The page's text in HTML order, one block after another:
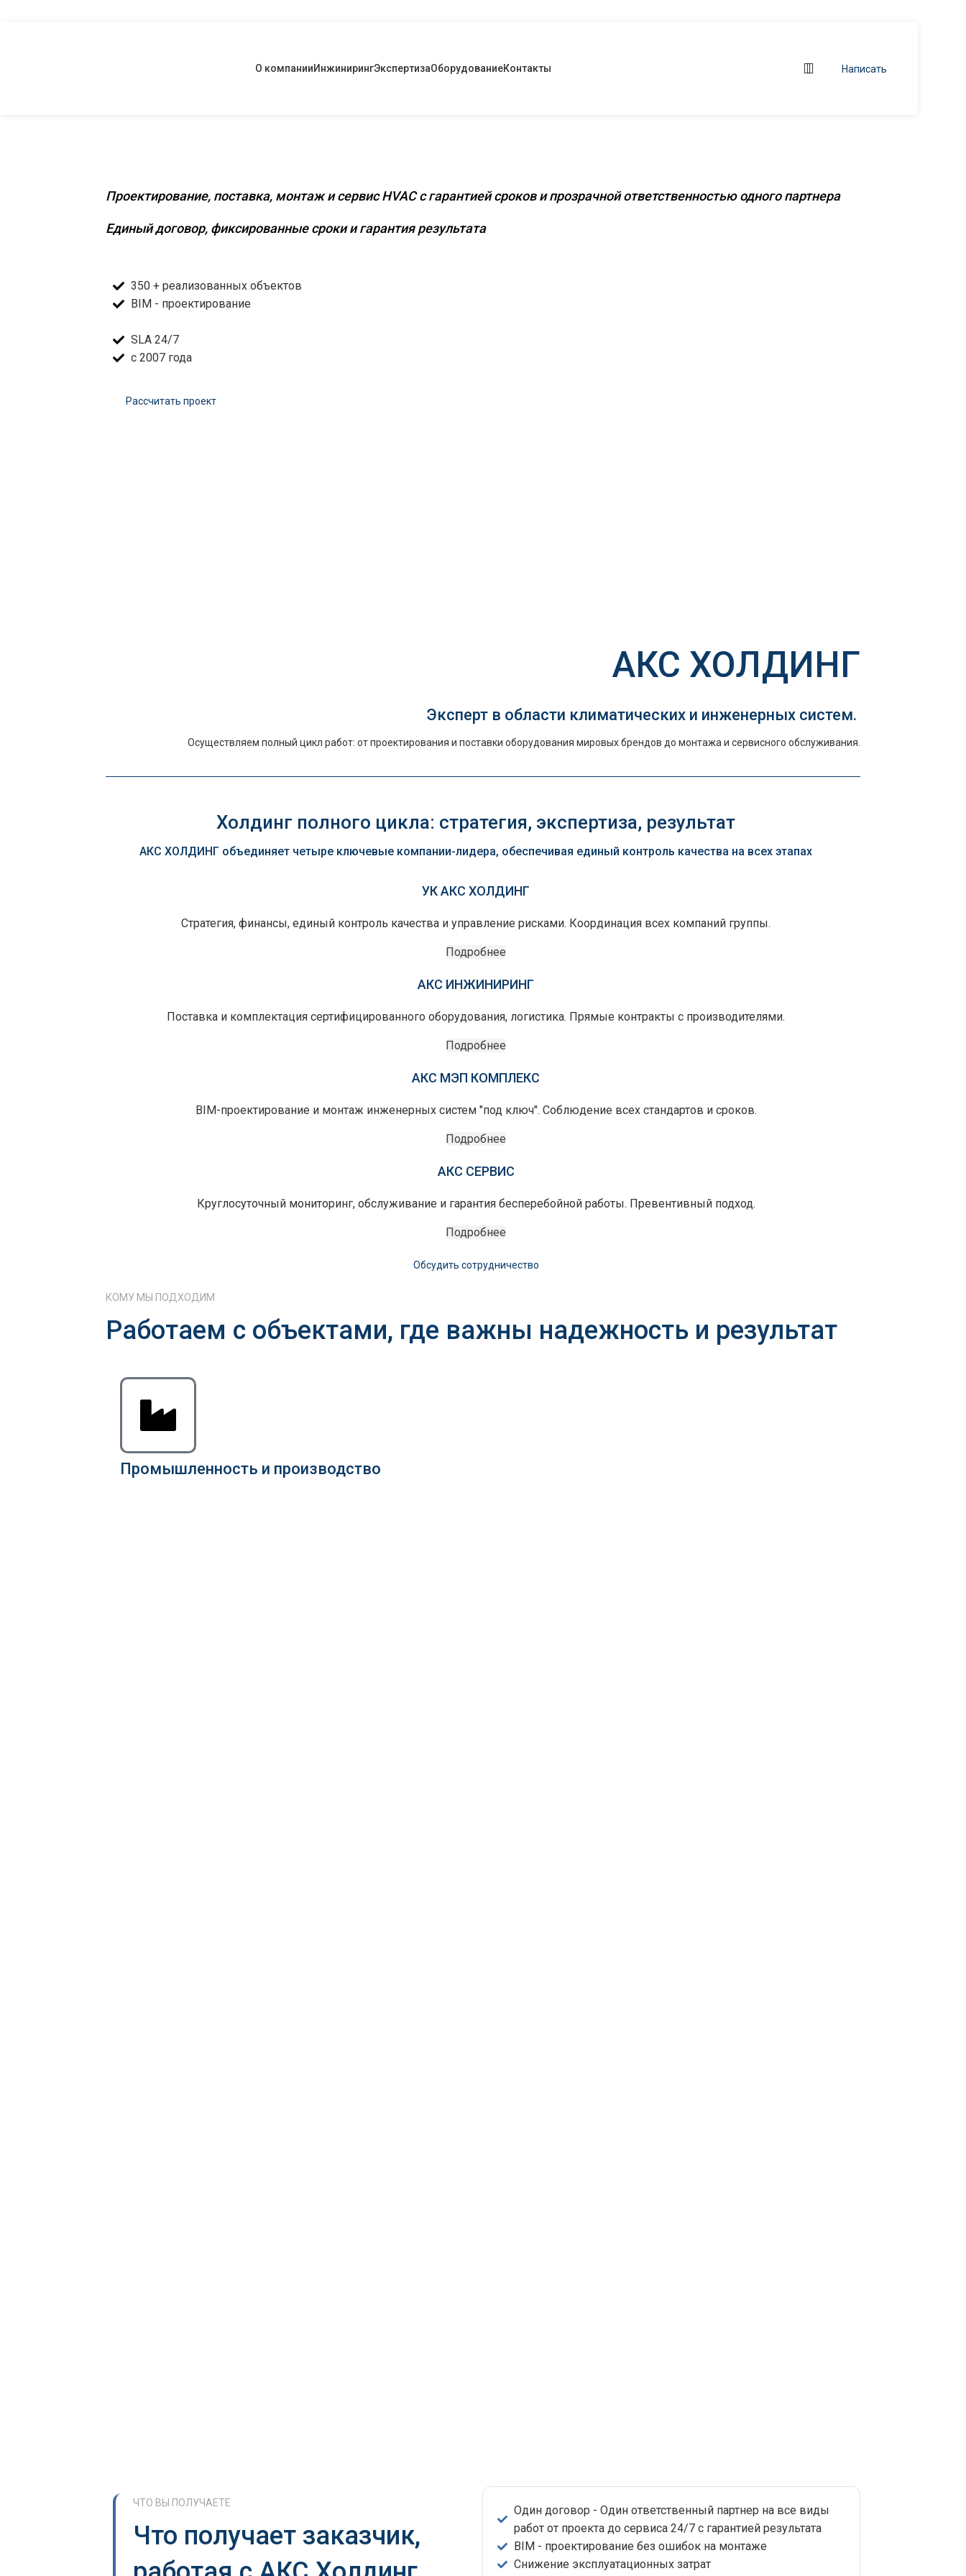
О компанииИнжинирингЭкспертизаОборудованиеКонтакты Написать
Проектирование, поставка, монтаж и сервис HVAC с гарантией сроков и прозрачной ответственностью одного партнера
Единый договор, фиксированные сроки и гарантия результата
350 + реализованных объектов
BIM - проектирование
SLA 24/7
с 2007 года
Расcчитать проект
АКС ХОЛДИНГ
Эксперт в области климатических и инженерных систем.
Осуществляем полный цикл работ: от проектирования и поставки оборудования мировых брендов до монтажа и сервисного обслуживания.
Холдинг полного цикла: стратегия, экспертиза, результат
АКС ХОЛДИНГ объединяет четыре ключевые компании-лидера, обеспечивая единый контроль качества на всех этапах
УК АКС ХОЛДИНГ
Стратегия, финансы, единый контроль качества и управление рисками. Координация всех компаний группы.
Подробнее
АКС ИНЖИНИРИНГ
Поставка и комплектация сертифицированного оборудования, логистика. Прямые контракты с производителями.
Подробнее
АКС МЭП КОМПЛЕКС
BIM-проектирование и монтаж инженерных систем "под ключ". Соблюдение всех стандартов и сроков.
Подробнее
АКС СЕРВИС
Круглосуточный мониторинг, обслуживание и гарантия бесперебойной работы. Превентивный подход.
Подробнее
Обсудить сотрудничество
КОМУ МЫ ПОДХОДИМ
Работаем с объектами, где важны надежность и результат
Промышленность и производство
ЧТО ВЫ ПОЛУЧАЕТЕ
Что получает заказчик,
Один договор - Один ответственный партнер на все виды
работ от проекта до сервиса 24/7 с гарантией результата
BIM - проектирование без ошибок на монтаже
Снижение эксплуатационных затрат